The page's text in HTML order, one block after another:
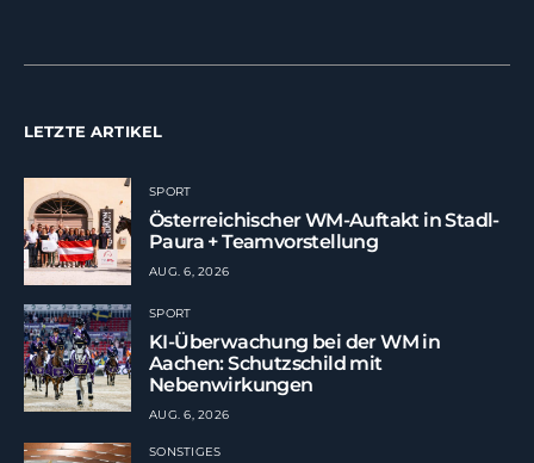
LETZTE ARTIKEL
SPORT
Österreichischer WM-Auftakt in Stadl-
Paura + Teamvorstellung
AUG. 6, 2026
SPORT
KI-Überwachung bei der WM in
Aachen: Schutzschild mit
Nebenwirkungen
AUG. 6, 2026
SONSTIGES